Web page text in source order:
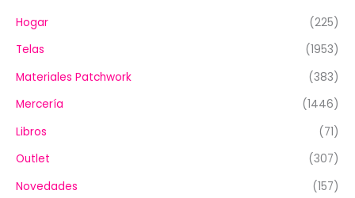
Hogar
(225)
Telas
(1953)
Materiales Patchwork
(383)
Mercería
(1446)
Libros
(71)
Outlet
(307)
Novedades
(157)